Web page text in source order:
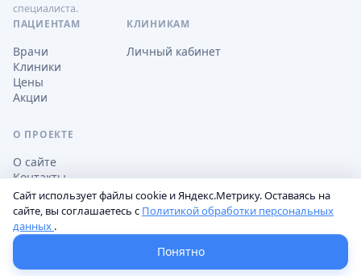
специалиста.
ПАЦИЕНТАМ
Врачи
Клиники
Цены
Акции
КЛИНИКАМ
Личный кабинет
О ПРОЕКТЕ
О сайте
Контакты
Обработка персональных данных
Пользовательское соглашениеНастройки cookie
Сайт использует файлы cookie и Яндекс.Метрику. Оставаясь на
сайте, вы соглашаетесь с Политикой обработки персональных
данных .
Понятно